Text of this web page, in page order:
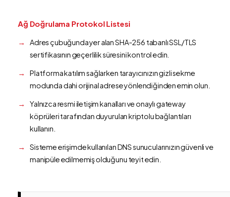
Ağ Doğrulama Protokol Listesi
Adres çubuğunda yer alan SHA-256 tabanlı SSL/TLS
sertifikasının geçerlilik süresini kontrol edin.
Platforma katılım sağlarken tarayıcınızın gizli sekme
modunda dahi orijinal adrese yönlendiğinden emin olun.
Yalnızca resmi iletişim kanalları ve onaylı gateway
köprüleri tarafından duyurulan kriptolu bağlantıları
kullanın.
Sisteme erişimde kullanılan DNS sunucularınızın güvenli ve
manipüle edilmemiş olduğunu teyit edin.